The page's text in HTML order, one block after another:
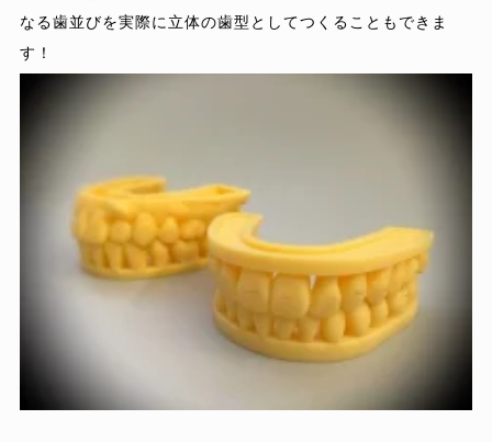
なる歯並びを実際に立体の歯型としてつくることもできま
す！